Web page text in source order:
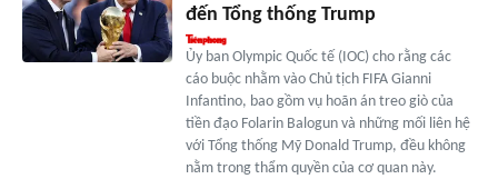
đến Tổng thống Trump
Ủy ban Olympic Quốc tế (IOC) cho rằng các
cáo buộc nhằm vào Chủ tịch FIFA Gianni
Infantino, bao gồm vụ hoãn án treo giò của
tiền đạo Folarin Balogun và những mối liên hệ
với Tổng thống Mỹ Donald Trump, đều không
nằm trong thẩm quyền của cơ quan này.